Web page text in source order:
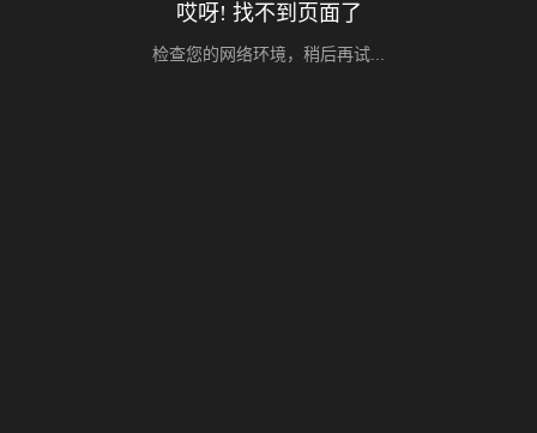
哎呀! 找不到页面了
检查您的网络环境，稍后再试...